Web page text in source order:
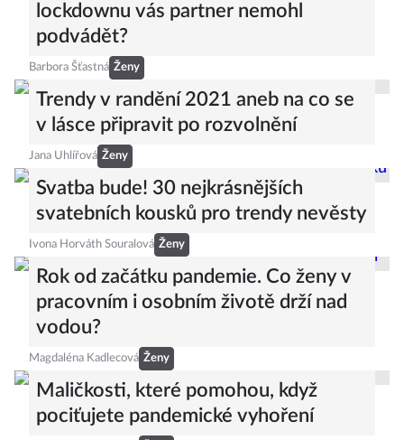
lockdownu vás partner nemohl
podvádět?
Barbora Šťastná Ženy
Trendy v randění 2021 aneb na co se
v lásce připravit po rozvolnění
Jana Uhlířová Ženy
Svatba bude! 30 nejkrásnějších
svatebních kousků pro trendy nevěsty
Ivona Horváth Souralová Ženy
Rok od začátku pandemie. Co ženy v
pracovním i osobním životě drží nad
vodou?
Magdaléna Kadlecová Ženy
Maličkosti, které pomohou, když
pociťujete pandemické vyhoření